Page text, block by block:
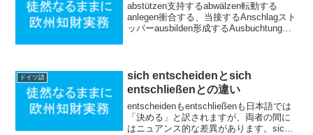
abstützen支持するabwälzen転動する
anlegen衝合する、当接するAnschlagスト
ッパーausbilden形成するAusbuchtung膨
ドイツ語
sich entscheidenとsich
entschließenとの違い
entscheidenもentschließenも日本語では
「決める」と訳されますが、両者の間に
はニュアンス的な差異があります。sich